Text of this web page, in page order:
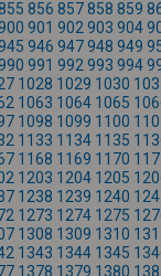
856 857858 859
901 902 903 904
946 947948 949
991 992 993 994
1028 1029 1030
1063 1064 1065
1098 1099 1100
1133 1134 1135
1168 1169 1170
1203 1204 1205
1238 1239 1240
1273 1274 1275
1308 1309 1310
1343 1344 1345
1378 1379 1380